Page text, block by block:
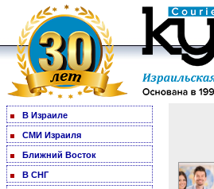
В Израиле
СМИ Израиля
Ближний Восток
В СНГ